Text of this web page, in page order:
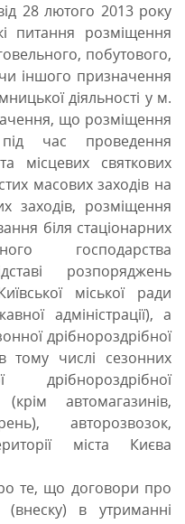
28 лютого 2013 року
розміщення
побутового,
іншого призначення
діяльності у м.
що розміщення
час проведення
місцевих святкових
масових заходів на
заходів, розміщення
біля стаціонарних
господарства
розпоряджень
міської ради
адміністрації), а
дрібнороздрібної
тому числі сезонних
дрібнороздрібної
автомагазинів,
авторозвозок,
міста Києва
те, що договори про
(внеску) в утриманні